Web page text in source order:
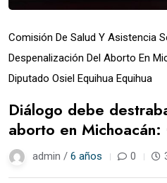
Comisión De Salud Y Asistencia
Despenalización Del Aborto En
Diputado Osiel Equihua Equihua
Diálogo debe
aborto en Michoacán:
admin / 6 años 0